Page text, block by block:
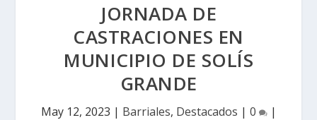
JORNADA DE
CASTRACIONES EN
MUNICIPIO DE SOLÍS
GRANDE
May 12, 2023 | Barriales, Destacados | 0 |